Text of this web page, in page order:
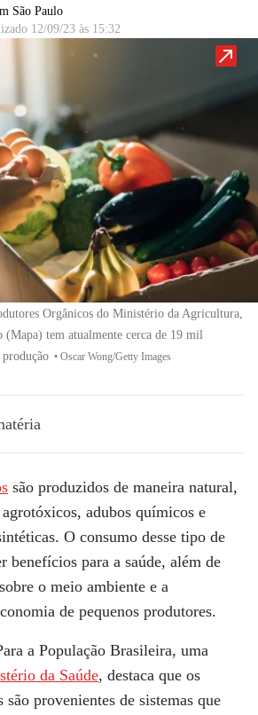
São Paulo
12/09/23 às 15:32
Orgânicos do Ministério da Agricultura,
(Mapa) tem atualmente cerca de 19 mil
• Oscar Wong/Getty Images
s são produzidos de maneira natural,
adubos químicos e
O consumo desse tipo de
benefícios para a saúde, além de
o meio ambiente e a
de pequenos produtores.
a População Brasileira, uma
da Saúde, destaca que os
provenientes de sistemas que